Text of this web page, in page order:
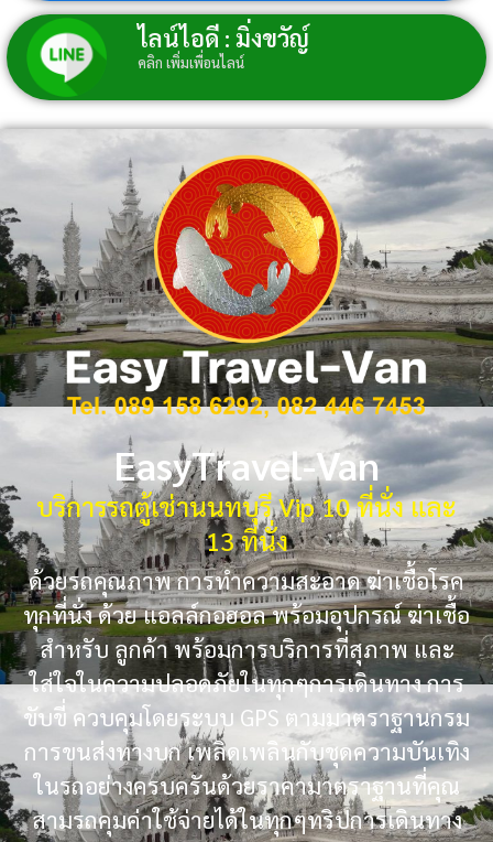
ไลน์ไอดี : มิ่งขวัญ์
คลิก เพิ่มเพื่อนไลน์
EasyTravel-Van
บริการรถตู้เช่านนทบุรี Vip 10 ที่นั่ง และ
13 ที่นั่ง
ด้วยรถคุณภาพ การทำความสะอาด ฆ่าเชื้อโรค
ทุกที่นั่ง ด้วย แอลล์กอฮอล พร้อมอุปกรณ์ ฆ่าเชื้อ
สำหรับ ลูกค้า พร้อมการบริการที่สุภาพ และ
ใส่ใจในความปลอดภัยในทุกๆการเดินทาง การ
ขับขี่ ควบคุมโดยระบบ GPS ตามมาตราฐานกรม
การขนส่งทางบก เพลิดเพลินกับชุดความบันเทิง
ในรถอย่างครบครันด้วยราคามาตราฐานที่คุณ
สามรถคุมค่าใช้จ่ายได้ในทุกๆทริปการเดินทาง